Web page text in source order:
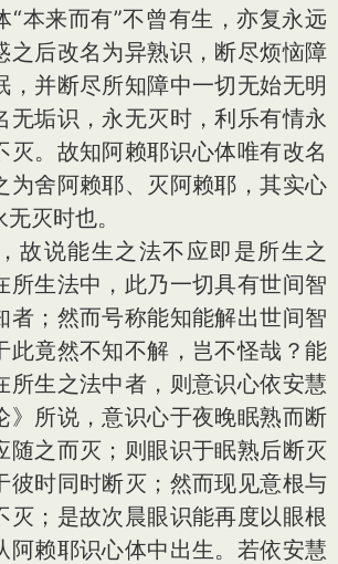
“本来而有”不曾有生，亦复永远
之后改名为异熟识，断尽烦恼障
，并断尽所知障中一切无始无明
无垢识，永无灭时，利乐有情永
灭。故知阿赖耶识心体唯有改名
为舍阿赖耶、灭阿赖耶，其实心
灭时也。
说能生之法不应即是所生之
所生法中，此乃一切具有世间智
者；然而号称能知能解出世间智
此竟然不知不解，岂不怪哉？能
所生之法中者，则意识心依安慧
》所说，意识心于夜晚眠熟而断
随之而灭；则眼识于眠熟后断灭
彼时同时断灭；然而现见意根与
灭；是故次晨眼识能再度以眼根
阿赖耶识心体中出生。若依安慧